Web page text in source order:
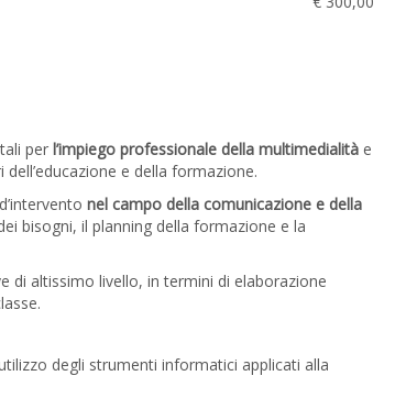
per l’impiego professionale della multimedialità e
e della formazione.
nel campo della comunicazione e della
bisogni, il planning della formazione e la
di altissimo livello, in termini di elaborazione
degli strumenti informatici applicati alla